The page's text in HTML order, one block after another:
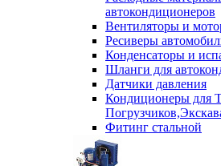
автокондиционеров
Вентиляторы и
Ресиверы
Конденсаторы и
Шланги для
Датчики давления
Кондиционеры для
Фитинг стальной